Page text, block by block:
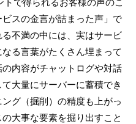
で得られるお客様の声のこ
スの金言が詰まった声」で
不満の中には、実はサービ
る言葉がたくさん埋まって
内容がチャットログや対話
大量にサーバーに蓄積でき
グ（掘削）の精度も上がっ
大事な要素を掘り出すこと